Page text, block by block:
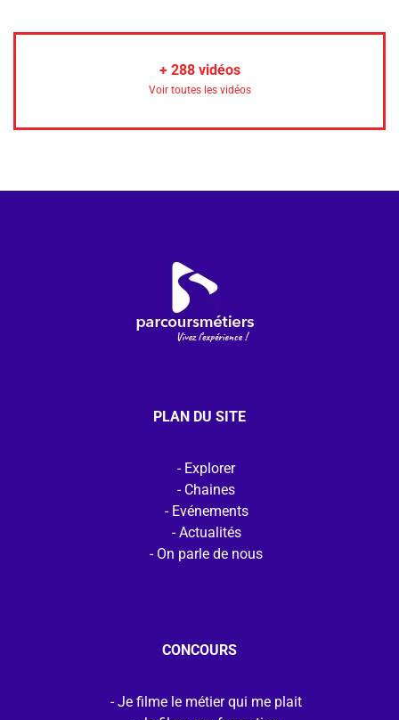
+ 288vidéos
Voir toutes les vidéos
PLAN DU SITE
Explorer
Chaines
Evénements
Actualités
On parle de nous
CONCOURS
Je filme le métier qui me plait